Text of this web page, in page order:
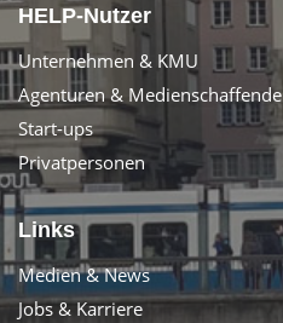
HELP-Nutzer
Unternehmen & KMU
Agenturen & Medienschaffende
Start-ups
Privatpersonen
Links
Medien & News
Jobs & Karriere